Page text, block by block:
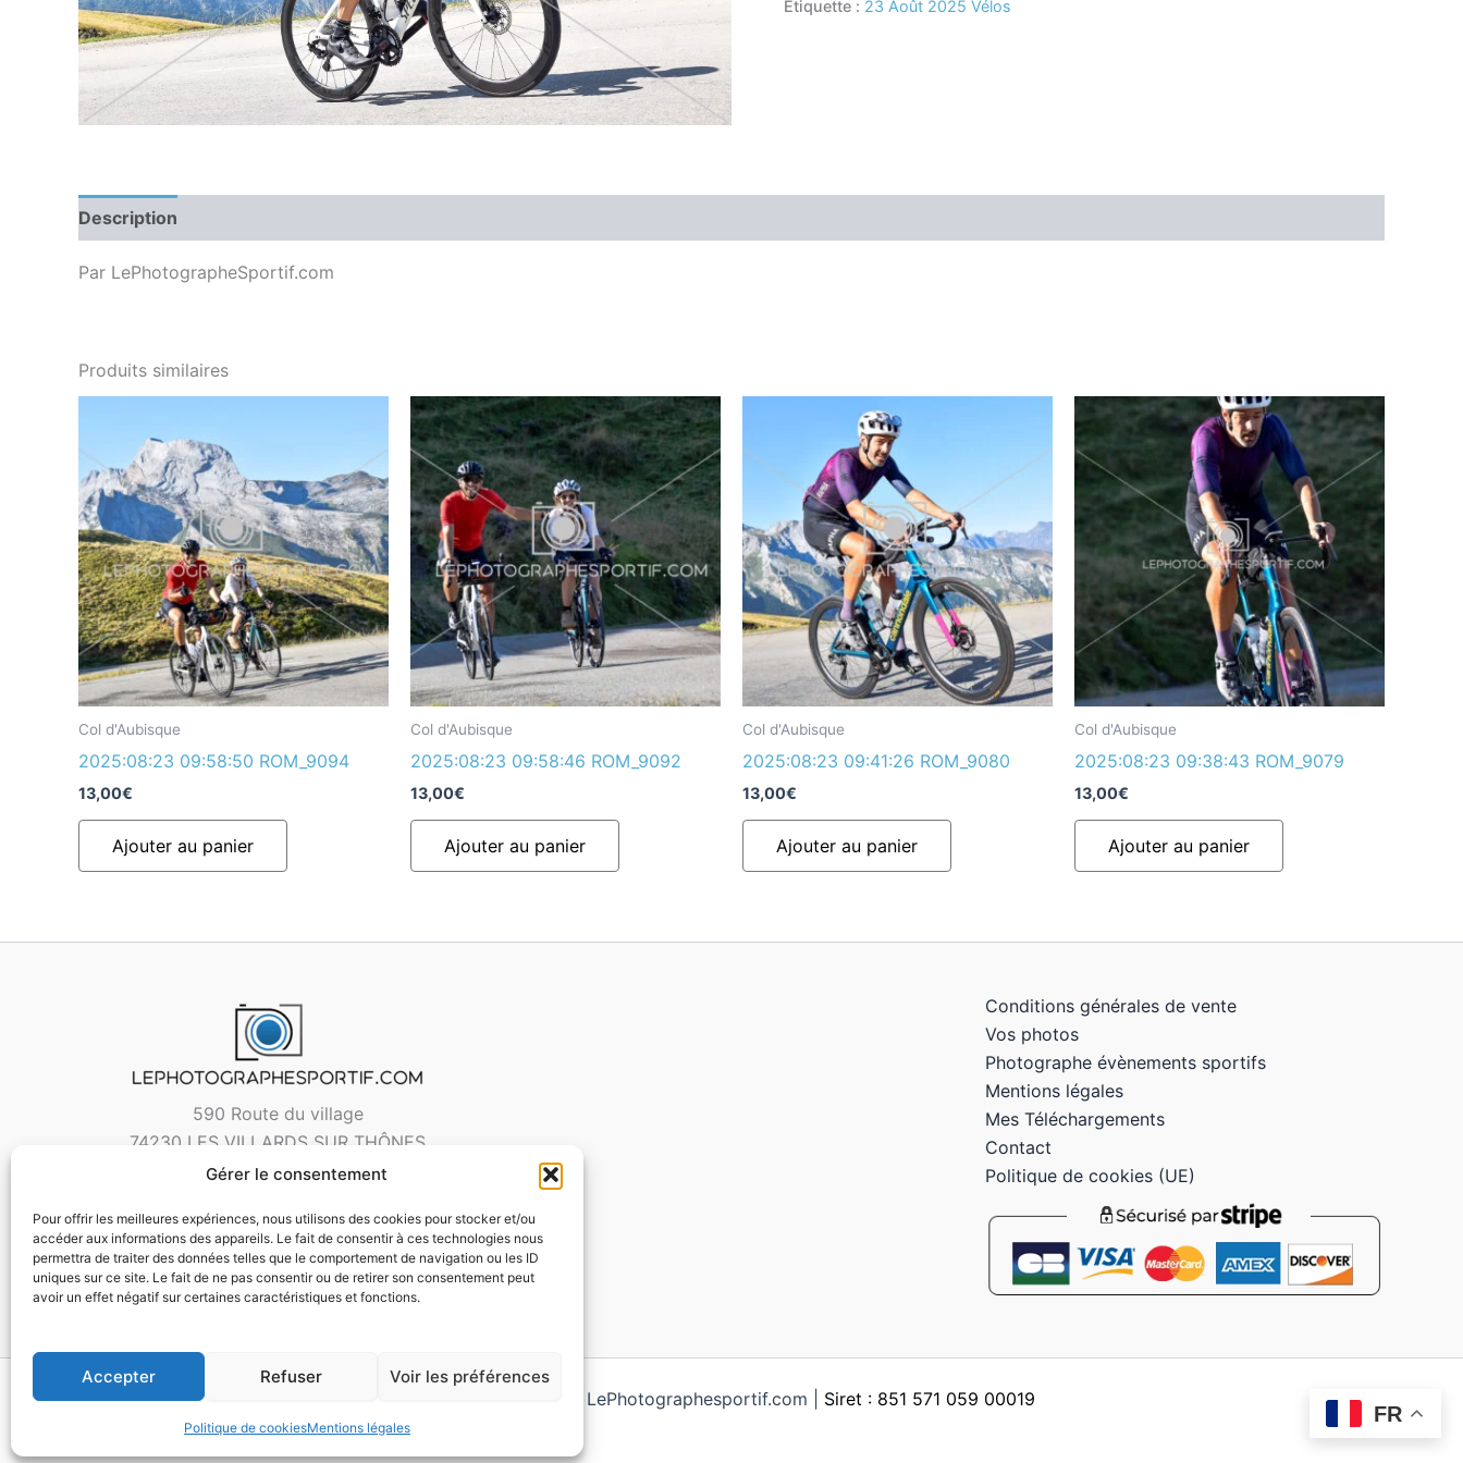
Gérer le consentement
Pour offrir les meilleures expériences, nous utilisons des cookies pour stocker et/ou
accéder aux informations des appareils. Le fait de consentir à ces technologies nous
permettra de traiter des données telles que le comportement de navigation ou les ID
uniques sur ce site. Le fait de ne pas consentir ou de retirer son consentement peut
avoir un effet négatif sur certaines caractéristiques et fonctions.
Accepter Refuser Voir les préférences
Politique de cookiesMentions légales
Étiquette : 23 Août 2025 Vélos
Description
Par LePhotographeSportif.com
Produits similaires
Col d'Aubisque
2025:08:23 09:58:50 ROM_9094
13,00€
Ajouter au panier
Col d'Aubisque
2025:08:23 09:58:46 ROM_9092
13,00€
Ajouter au panier
Col d'Aubisque
2025:08:23 09:41:26 ROM_9080
13,00€
Ajouter au panier
Col d'Aubisque
2025:08:23 09:38:43 ROM_9079
13,00€
Ajouter au panier
590 Route du village
74230 LES VILLARDS SUR THÔNES
Conditions générales de vente
Vos photos
Photographe évènements sportifs
Mentions légales
Mes Téléchargements
Contact
Politique de cookies (UE)
Copyright © 2026 LePhotographesportif.com | Siret : 851 571 059 00019
FR